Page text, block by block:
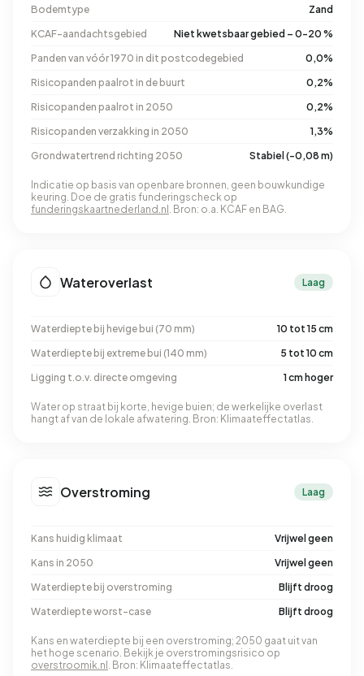
Bodemtype
Zand
KCAF-aandachtsgebied
Niet kwetsbaar gebied – 0-20 %
Panden van vóór 1970 in dit postcodegebied
0,0%
Risicopanden paalrot in de buurt
0,2%
Risicopanden paalrot in 2050
0,2%
Risicopanden verzakking in 2050
1,3%
Grondwatertrend richting 2050
Stabiel (-0,08 m)
Indicatie op basis van openbare bronnen, geen bouwkundige
keuring. Doe de gratis funderingscheck op
funderingskaartnederland.nl . Bron: o.a. KCAF en BAG.
Wateroverlast Laag
Waterdiepte bij hevige bui (70 mm)
10 tot 15 cm
Waterdiepte bij extreme bui (140 mm)
5 tot 10 cm
Ligging t.o.v. directe omgeving
1 cm hoger
Water op straat bij korte, hevige buien; de werkelijke overlast
hangt af van de lokale afwatering. Bron: Klimaateffectatlas.
Overstroming Laag
Kans huidig klimaat
Vrijwel geen
Kans in 2050
Vrijwel geen
Waterdiepte bij overstroming
Blijft droog
Waterdiepte worst-case
Blijft droog
Kans en waterdiepte bij een overstroming; 2050 gaat uit van
het hoge scenario. Bekijk je overstromingsrisico op
overstroomik.nl . Bron: Klimaateffectatlas.